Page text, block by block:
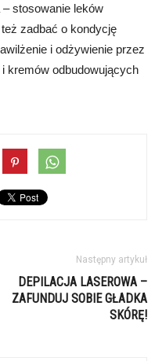
stosowanie leków
zadbać o kondycję
i odżywienie przez
kremów odbudowujących
Następny artykuł
DEPILACJA LASEROWA –
ZAFUNDUJ SOBIE GŁADKA
SKÓRĘ!